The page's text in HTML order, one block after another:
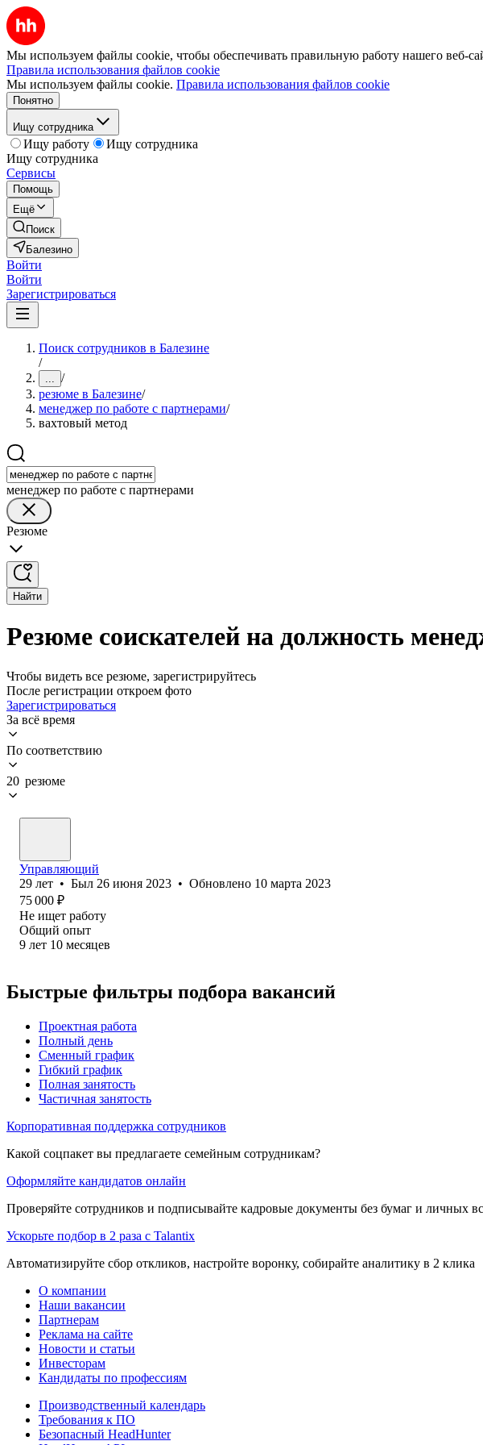
Мы используем файлы cookie, чтобы обеспечивать правильную работу нашего веб-
Правила использования файлов cookie
Мы используем файлы cookie. Правила использования файлов cookie
Понятно
Ищу сотрудника
Ищу работу
Ищу сотрудника
Ищу сотрудника
Сервисы
Помощь
Ещё
Поиск
Балезино
Войти
Войти
Зарегистрироваться
Поиск сотрудников в Балезине
/
... /
резюме в Балезине/
менеджер по работе с партнерами/
вахтовый метод
менеджер по работе с партнерами
Резюме
Найти
Резюме соискателей на должность
Чтобы видеть все резюме, зарегистрируйтесь
После регистрации откроем фото
Зарегистрироваться
За всё время
По соответствию
20 резюме
Управляющий
29 лет • Был 26 июня 2023 • Обновлено 10 марта 2023
75 000 ₽
Не ищет работу
Общий опыт
9 лет 10 месяцев
Быстрые фильтры подбора вакансий
Проектная работа
Полный день
Сменный график
Гибкий график
Полная занятость
Частичная занятость
Корпоративная поддержка сотрудников
Какой соцпакет вы предлагаете семейным сотрудникам?
Оформляйте кандидатов онлайн
Проверяйте сотрудников и подписывайте кадровые документы без бумаг и личных
Ускорьте подбор в 2 раза с Talantix
Автоматизируйте сбор откликов, настройте воронку, собирайте аналитику в 2 клика
О компании
Наши вакансии
Партнерам
Реклама на сайте
Новости и статьи
Инвесторам
Кандидаты по профессиям
Производственный календарь
Требования к ПО
Безопасный HeadHunter